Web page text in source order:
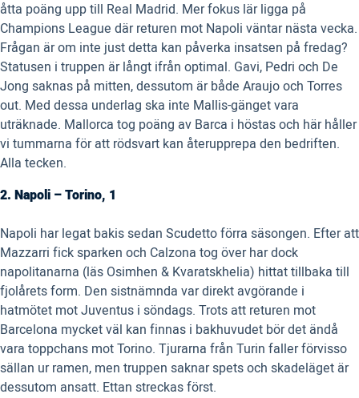
åtta poäng upp till Real Madrid. Mer fokus lär ligga på
Champions League där returen mot Napoli väntar nästa vecka.
Frågan är om inte just detta kan påverka insatsen på fredag?
Statusen i truppen är långt ifrån optimal. Gavi, Pedri och De
Jong saknas på mitten, dessutom är både Araujo och Torres
out. Med dessa underlag ska inte Mallis-gänget vara
uträknade. Mallorca tog poäng av Barca i höstas och här håller
vi tummarna för att rödsvart kan återupprepa den bedriften.
Alla tecken.
2. Napoli – Torino, 1
Napoli har legat bakis sedan Scudetto förra säsongen. Efter att
Mazzarri fick sparken och Calzona tog över har dock
napolitanarna (läs Osimhen & Kvaratskhelia) hittat tillbaka till
fjolårets form. Den sistnämnda var direkt avgörande i
hatmötet mot Juventus i söndags. Trots att returen mot
Barcelona mycket väl kan finnas i bakhuvudet bör det ändå
vara toppchans mot Torino. Tjurarna från Turin faller förvisso
sällan ur ramen, men truppen saknar spets och skadeläget är
dessutom ansatt. Ettan streckas först.